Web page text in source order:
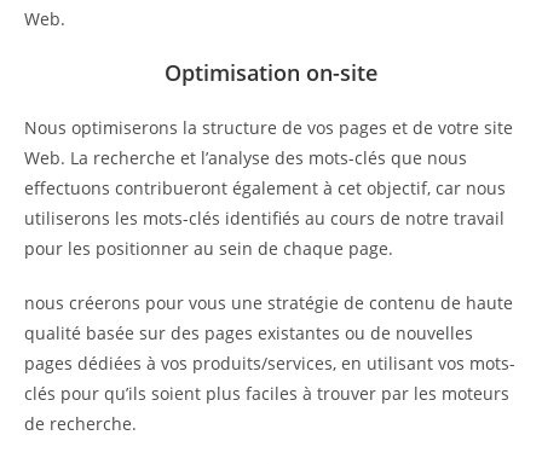
Web.
Optimisation on-site
Nous optimiserons la structure de vos pages et de votre site
Web. La recherche et l’analyse des mots-clés que nous
effectuons contribueront également à cet objectif, car nous
utiliserons les mots-clés identifiés au cours de notre travail
pour les positionner au sein de chaque page.
nous créerons pour vous une stratégie de contenu de haute
qualité basée sur des pages existantes ou de nouvelles
pages dédiées à vos produits/services, en utilisant vos mots-
clés pour qu’ils soient plus faciles à trouver par les moteurs
de recherche.